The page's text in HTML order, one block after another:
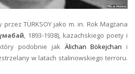
przez TÜRKSOY jako m. in. Rok Magżana
, 1893-1938), kazachskiego poety i
podobnie jak Älichan Bökejchan i
w latach stalinowskiego terroru.